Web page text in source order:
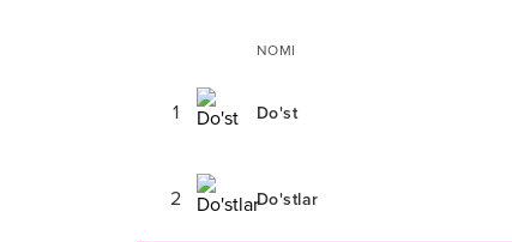
NOMI
1 Do'st
2 Do'stlar